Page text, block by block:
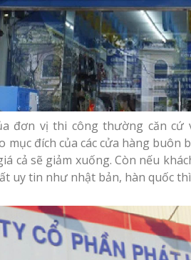
đơn vị thi công thường căn cứ
mục đích của các cửa hàng buôn
cả sẽ giảm xuống. Còn nếu
uy tin như nhật bản, hàn quốc
spa tại
Vinh
tại Vinh
nổi tại
Làm Biển Led Vẫy Giá
Rẻ Tại Vinh Giải Pháp
Hiệu Quả
Làm Hộp Đèn Quảng
Cáo Tại Vinh Giá Rẻ
Biển Led Chạy Chữ
Ma Trận Nghệ An
Thi Công Chuyên
Làm Biển Công Ty
Mica Tại Vinh Lấy